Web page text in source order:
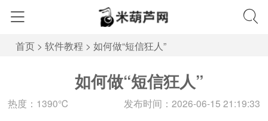
首页 > 软件教程 > 如何做“短信狂人”
如何做“短信狂人”
热度：1390℃ 发布时间：2026-06-15 21:19:33